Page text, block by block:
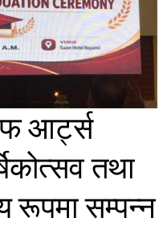
आर्ट्स
तथा
रूपमा सम्पन्न